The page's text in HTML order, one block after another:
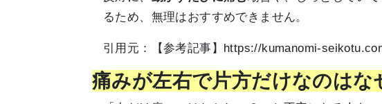
るため、無理はおすすめできません。
引用元：【参考記事】 https://kumanomi-
痛みが左右で片方だけなのはな